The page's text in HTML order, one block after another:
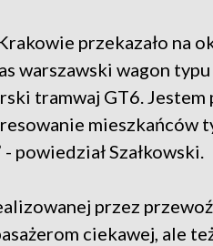
przekazało na
warszawski wagon
tramwaj GT6.
mieszkańców
powiedział Szałkowski.
przez
ciekawej, ale